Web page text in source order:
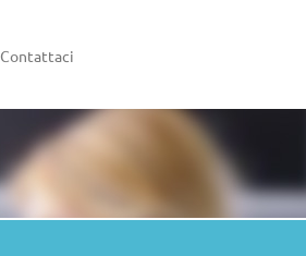
Contattaci